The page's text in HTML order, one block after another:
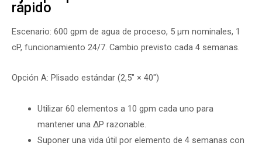
rápido
Escenario: 600 gpm de agua de proceso, 5 µm nominales, 1
cP, funcionamiento 24/7. Cambio previsto cada 4 semanas.
Opción A: Plisado estándar (2,5″ × 40″)
Utilizar 60 elementos a 10 gpm cada uno para
mantener una ΔP razonable.
Suponer una vida útil por elemento de 4 semanas con